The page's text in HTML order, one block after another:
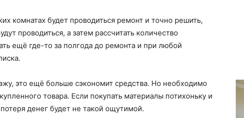
комнатах будет проводиться ремонт и точно решить,
проводиться, а затем рассчитать количество
ещё где-то за полгода до ремонта и при любой
это ещё больше сэкономит средства. Но необходимо
товара. Если покупать материалы потихоньку и
денег будет не такой ощутимой.